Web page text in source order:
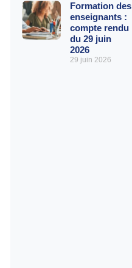
Formation des
enseignants :
compte rendu
du 29 juin
2026
29 juin 2026